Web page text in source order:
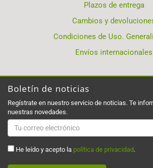
Plazos de entrega
Cambios y
Condiciones de Uso.
Envíos internacionales
Boletín de noticias
Regístrate en nuestro servicio de noticias. Te
nuestras novedades.
He leído y acepto la política de privacidad .